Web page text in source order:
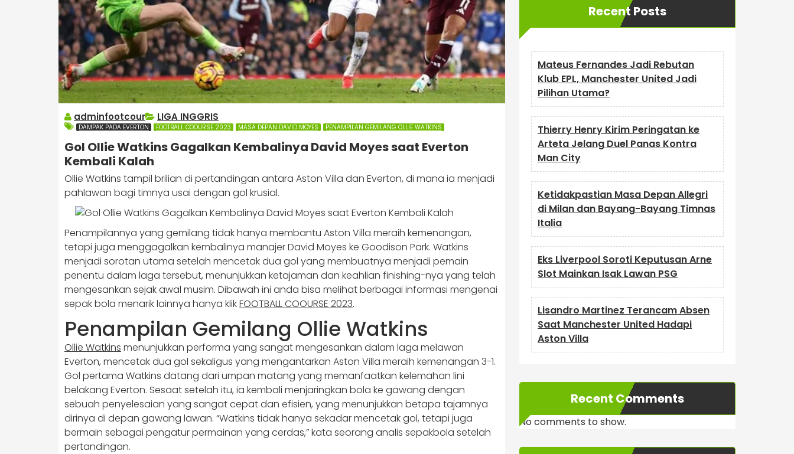
adminfootcour LIGA INGGRIS
DAMPAK PADA EVERTON FOOTBALL COOURSE 2023 MASA DEPAN DAVID MOYES PENAMPILAN GEMILANG OLLIE WATKINS
Gol Ollie Watkins Gagalkan Kembalinya David Moyes saat Everton
Kembali Kalah
Ollie Watkins tampil brilian di pertandingan antara Aston Villa dan Everton, di mana ia menjadi
pahlawan bagi timnya usai dengan gol krusial.
Penampilannya yang gemilang tidak hanya membantu Aston Villa meraih kemenangan,
tetapi juga menggagalkan kembalinya manajer David Moyes ke Goodison Park.​ Watkins
menjadi sorotan utama setelah mencetak dua gol yang membuatnya menjadi pemain
penentu dalam laga tersebut, menunjukkan ketajaman dan keahlian finishing-nya yang telah
mengesankan sejak awal musim. Dibawah ini anda bisa melihat berbagai informasi mengenai
sepak bola menarik lainnya hanya klikFOOTBALL COOURSE 2023.
Penampilan Gemilang Ollie Watkins
Ollie Watkins menunjukkan performa yang sangat mengesankan dalam laga melawan
Everton, mencetak dua gol sekaligus yang mengantarkan Aston Villa meraih kemenangan 3-1.
Gol pertama Watkins datang dari umpan matang yang memanfaatkan kelemahan lini
belakang Everton. Sesaat setelah itu, ia kembali menjaringkan bola ke gawang dengan
sebuah penyelesaian yang sangat cepat dan efisien, yang menunjukkan betapa tajamnya
dirinya di depan gawang lawan. “Watkins tidak hanya sekadar mencetak gol, tetapi juga
bermain sebagai pengatur permainan yang cerdas,” kata seorang analis sepakbola setelah
pertandingan.
Recent Posts
Mateus Fernandes Jadi Rebutan
Klub EPL, Manchester United Jadi
Pilihan Utama?
Thierry Henry Kirim Peringatan ke
Arteta Jelang Duel Panas Kontra
Man City
Ketidakpastian Masa Depan Allegri
di Milan dan Bayang-Bayang Timnas
Italia
Eks Liverpool Soroti Keputusan Arne
Slot Mainkan Isak Lawan PSG
Lisandro Martinez Terancam Absen
Saat Manchester United Hadapi
Aston Villa
Recent Comments
No comments to show.